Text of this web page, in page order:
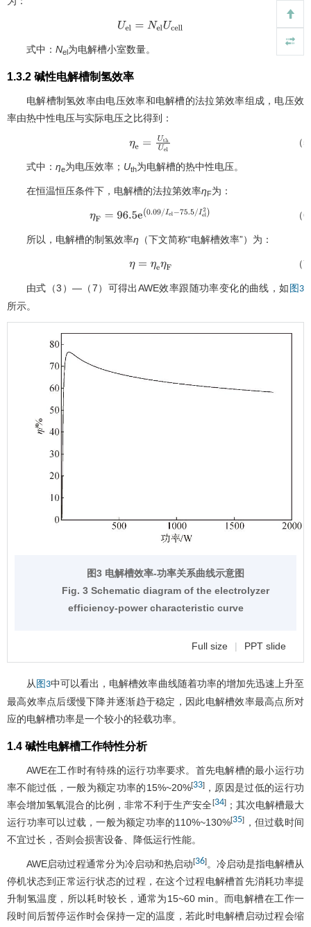
Uel=NelUc （4
式中： Nel为电解槽小室数量。
1.3.2 碱性电解槽制氢效率
电解槽制氢效率由电压效率和电解槽的法拉第效率组成，电压效
率由热中性电压与实际电压之比得到：
η e=U （
式中： ηe为电压效率； Uth为电解槽的热中性电压。
在恒温恒压条件下，电解槽的法拉第效率ηF为：
η F=96.5e (0.09 el −75.5 （
所以，电解槽的制氢效率η （下文简称“电解槽效率”）为：
η=ηeη （
由式（3）—（7）可得出AWE效率跟随功率变化的曲线，如 图3
所示。
图3 电解槽效率-功率关系曲线示意图
Fig. 3 Schematic diagram of the electrolyzer
efficiency-power characteristic curve
Full size | PPT slide
从 图3中可以看出，电解槽效率曲线随着功率的增加先迅速上升至
最高效率点后缓慢下降并逐渐趋于稳定，因此电解槽效率最高点所对
应的电解槽功率是一个较小的轻载功率。
1.4 碱性电解槽工作特性分析
AWE在工作时有特殊的运行功率要求。首先电解槽的最小运行功
率不能过低，一般为额定功率的15%~20%[33]，原因是过低的运行功
率会增加氢氧混合的比例，非常不利于生产安全[34]；其次电解槽最大
运行功率可以过载，一般为额定功率的110%~130%[35] ，但过载时间
不宜过长，否则会损害设备、降低运行性能。
AWE启动过程通常分为冷启动和热启动[36]。冷启动是指电解槽从
停机状态到正常运行状态的过程，在这个过程电解槽首先消耗功率提
升制氢温度，所以耗时较长，通常为15~60 min。而电解槽在工作一
段时间后暂停运作时会保持一定的温度，若此时电解槽启动过程会缩